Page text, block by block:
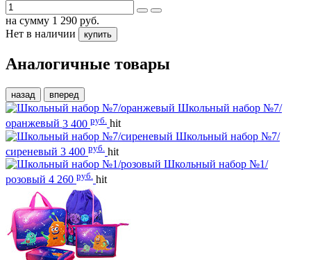
на сумму 1 290 руб.
Нет в наличии
купить
Аналогичные товары
назад вперед
Школьный набор №7/
оранжевый 3 400 руб. hit
Школьный набор №7/
сиреневый 3 400 руб. hit
Школьный набор №1/
розовый 4 260 руб. hit